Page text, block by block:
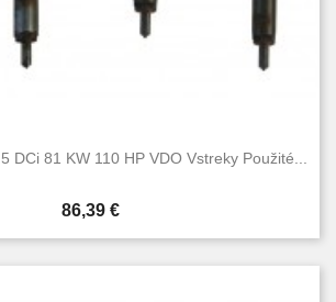
DCi 81 KW 110 HP VDO Vstreky Použité...
Cena
86,39 €